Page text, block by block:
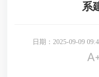
系
日期：2025-09-09